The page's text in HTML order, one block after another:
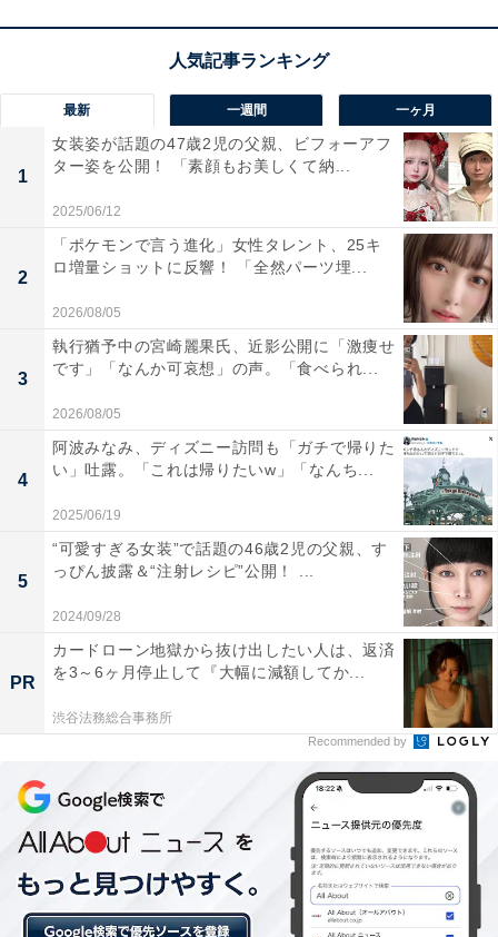
最新 一週間 一ヶ月
1
女装姿が話題の47歳2児の父親、ビフォーアフ
ター姿を公開！ 「素顔もお美しくて納...
2025/06/12
2
「ポケモンで言う進化」女性タレント、25キ
ロ増量ショットに反響！ 「全然パーツ埋...
2026/08/05
3
執行猶予中の宮崎麗果氏、近影公開に「激痩せ
です」「なんか可哀想」の声。「食べられ...
2026/08/05
4
阿波みなみ、ディズニー訪問も「ガチで帰りた
い」吐露。「これは帰りたいw」「なんち...
2025/06/19
5
“可愛すぎる女装”で話題の46歳2児の父親、す
っぴん披露＆“注射レシピ”公開！ ...
2024/09/28
PR
カードローン地獄から抜け出したい人は、返済
を3～6ヶ月停止して『大幅に減額してか...
渋谷法務総合事務所
Recommended by